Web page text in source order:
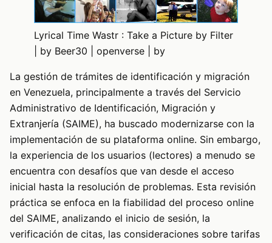
Lyrical Time Wastr : Take a Picture by Filter
| by Beer30 | openverse | by
La gestión de trámites de identificación y migración
en Venezuela, principalmente a través del Servicio
Administrativo de Identificación, Migración y
Extranjería (SAIME), ha buscado modernizarse con la
implementación de su plataforma online. Sin embargo,
la experiencia de los usuarios (lectores) a menudo se
encuentra con desafíos que van desde el acceso
inicial hasta la resolución de problemas. Esta revisión
práctica se enfoca en la fiabilidad del proceso online
del SAIME, analizando el inicio de sesión, la
verificación de citas, las consideraciones sobre tarifas